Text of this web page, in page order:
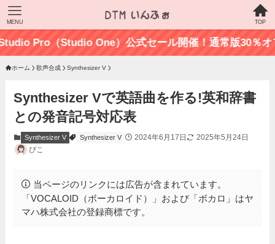
TOP
MENU
Studio One）公式セール開催！通常版30％オフの最新
ホーム 歌声合成 Synthesizer V
Synthesizer Vで英語曲を作る!英和辞書
との発音記号対応表
Synthesizer V Synthesizer V 2024年6月17日
2025年5月24日
ぴこ
当ページのリンクには広告が含まれています。
「VOCALOID（ボーカロイド）」および「ボカロ」はヤ
マハ株式会社の登録商標です。